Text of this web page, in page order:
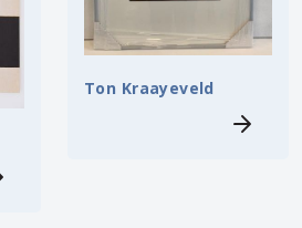
Ton Kraayeveld